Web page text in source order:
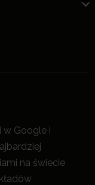
w Google i
na świecie